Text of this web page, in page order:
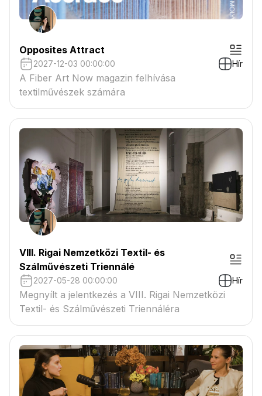
Opposites Attract
2027-12-03 00:00:00 Hír
A Fiber Art Now magazin felhívása
textilművészek számára
VIII. Rigai Nemzetközi Textil- és
Szálművészeti Triennálé
2027-05-28 00:00:00 Hír
Megnyílt a jelentkezés a VIII. Rigai Nemzetközi
Textil- és Szálművészeti Triennáléra